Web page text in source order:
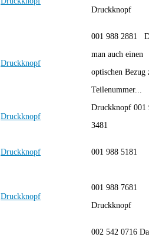
Druckknopf
Druckknopf
001 988 2881
man auch einen
optischen Bezug
Teilenummer...
Druckknopf
Druckknopf 001
3481
Druckknopf 001 988 5181
Druckknopf
001 988 7681
Druckknopf
002 542 0716